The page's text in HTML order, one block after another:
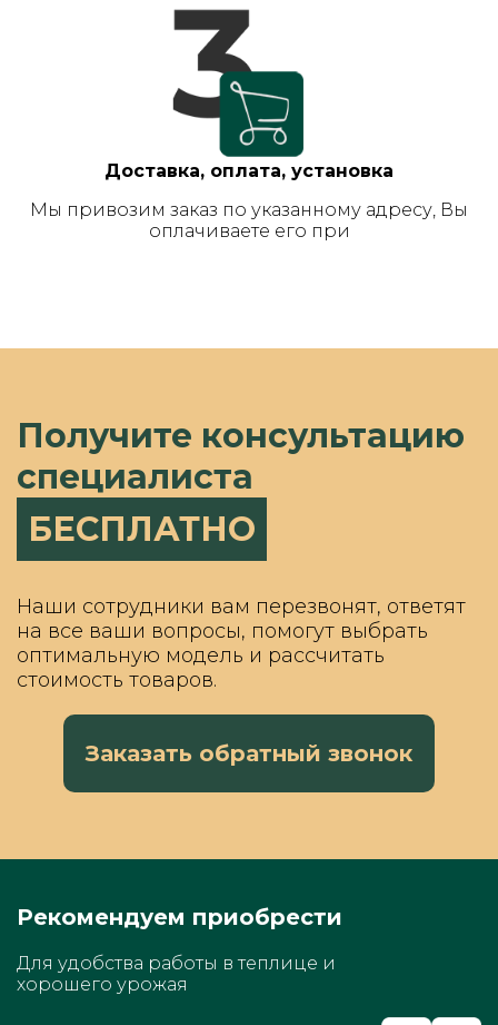
Доставка, оплата, установка
Мы привозим заказ по указанному адресу, Вы
оплачиваете его при
Получите консультацию
специалиста
БЕСПЛАТНО
Наши сотрудники вам перезвонят, ответят
на все ваши вопросы, помогут выбрать
оптимальную модель и рассчитать
стоимость товаров.
Заказать обратный звонок
Рекомендуем приобрести
Для удобства работы в теплице и
хорошего урожая